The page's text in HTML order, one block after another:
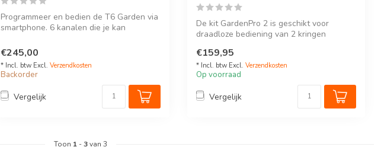
Programmeer en bedien de T6 Garden via
smartphone. 6 kanalen die je kan
€245,00
* Incl. btw Excl. Verzendkosten
Backorder
Vergelijk
De kit GardenPro 2 is geschikt voor
draadloze bediening van 2 kringen
€159,95
* Incl. btw Excl. Verzendkosten
Op voorraad
Vergelijk
Toon 1 -3van 3